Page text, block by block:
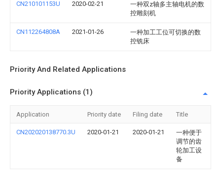
CN210101153U 2020-02-21
一种双z轴多主轴电机的数
控雕刻机
CN112264808A 2021-01-26
一种加工工位可切换的数
控铣床
Priority And Related Applications
Priority Applications (1)
Application Priority date Filing date Title
CN202020138770.3U 2020-01-21 2020-01-21
一种便于
调节的齿
轮加工设
备